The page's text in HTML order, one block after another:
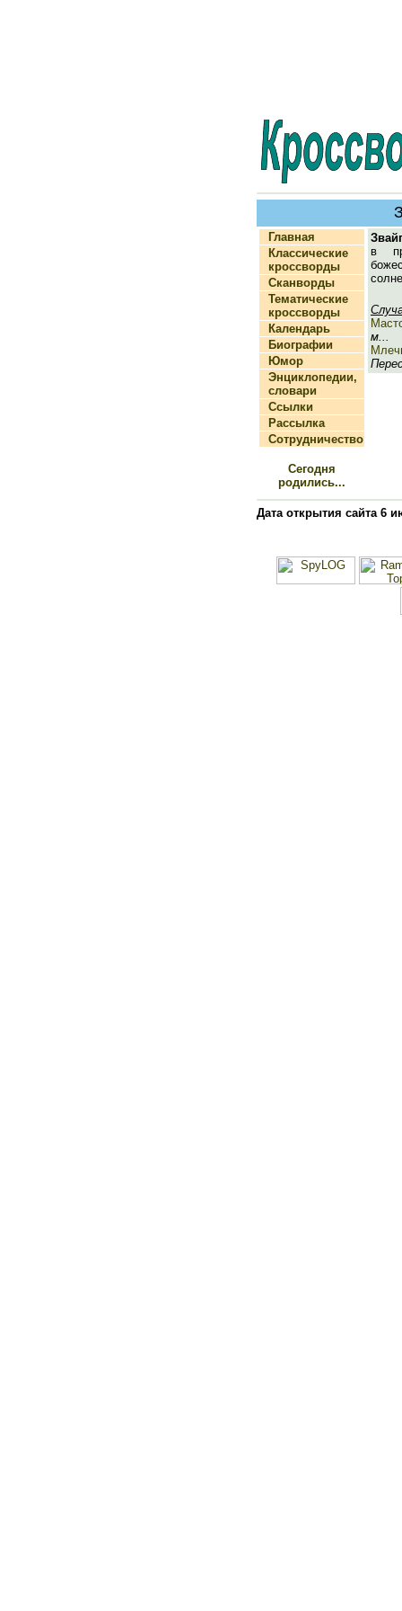
Главная
Классические
кроссворды
Сканворды
Тематические
кроссворды
Календарь
Биографии
Юмор
Энциклопедии,
словари
Ссылки
Рассылка
Сотрудничество
Сегодня
родились...
в
м...
Дата открытия сайта 6